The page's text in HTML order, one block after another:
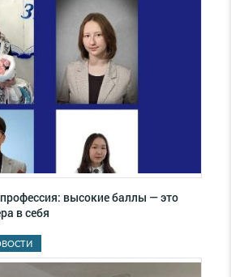
высокие баллы — это
в себя